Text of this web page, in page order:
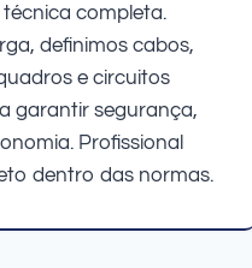
completa.
definimos cabos,
e circuitos
garantir segurança,
Profissional
dentro das normas.